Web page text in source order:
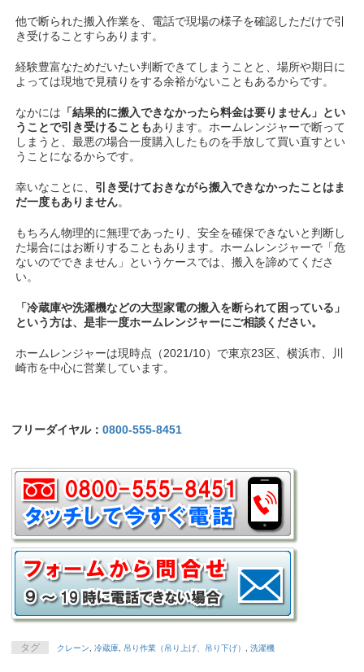
他で断られた搬入作業を、電話で現場の様子を確認しただけで引
き受けることすらあります。
経験豊富なためだいたい判断できてしまうことと、場所や期日に
よっては現地で見積りをする余裕がないこともあるからです。
なかには 「結果的に搬入できなかったら料金は要りません」とい
うことで引き受けることもあります。ホームレンジャーで断って
しまうと、最悪の場合一度購入したものを手放して買い直すとい
うことになるからです。
幸いなことに、 引き受けておきながら搬入できなかったことはま
だ一度もありません。
もちろん物理的に無理であったり、安全を確保できないと判断し
た場合にはお断りすることもあります。ホームレンジャーで「危
ないのでできません」というケースでは、搬入を諦めてくださ
い。
「冷蔵庫や洗濯機などの大型家電の搬入を断られて困っている」
という方は、是非一度ホームレンジャーにご相談ください。
ホームレンジャーは現時点（2021/10）で東京23区、横浜市、川
崎市を中心に営業しています。
フリーダイヤル：0800-555-8451
タグ クレーン ,冷蔵庫 吊り作業（吊り上げ、吊り下げ） ,洗濯機